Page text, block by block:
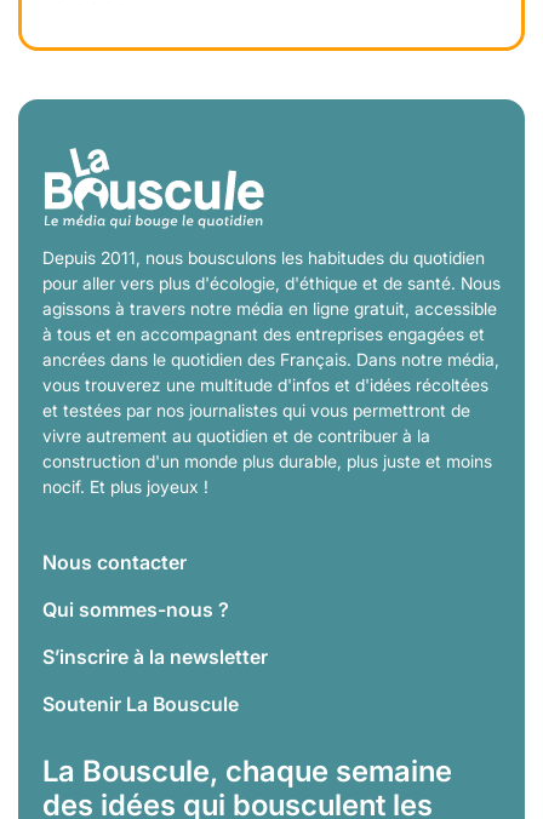
Depuis 2011, nous bousculons les habitudes du quotidien
pour aller vers plus d'écologie, d'éthique et de santé. Nous
agissons à travers notre média en ligne gratuit, accessible
à tous et en accompagnant des entreprises engagées et
ancrées dans le quotidien des Français. Dans notre média,
vous trouverez une multitude d'infos et d'idées récoltées
et testées par nos journalistes qui vous permettront de
vivre autrement au quotidien et de contribuer à la
construction d'un monde plus durable, plus juste et moins
nocif. Et plus joyeux !
Nous contacter
Qui sommes-nous ?
S’inscrire à la newsletter
Soutenir La Bouscule
La Bouscule, chaque semaine
des idées qui bousculent les